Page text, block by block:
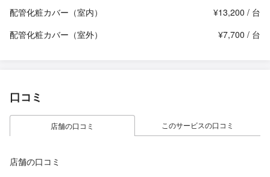
配管化粧カバー（室内）
¥13,200 / 台
配管化粧カバー（室外）
¥7,700 / 台
口コミ
店舗の口コミ このサービスの口コミ
店舗の口コミ